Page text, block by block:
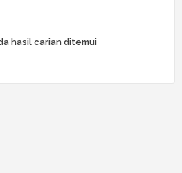
hasil carian ditemui